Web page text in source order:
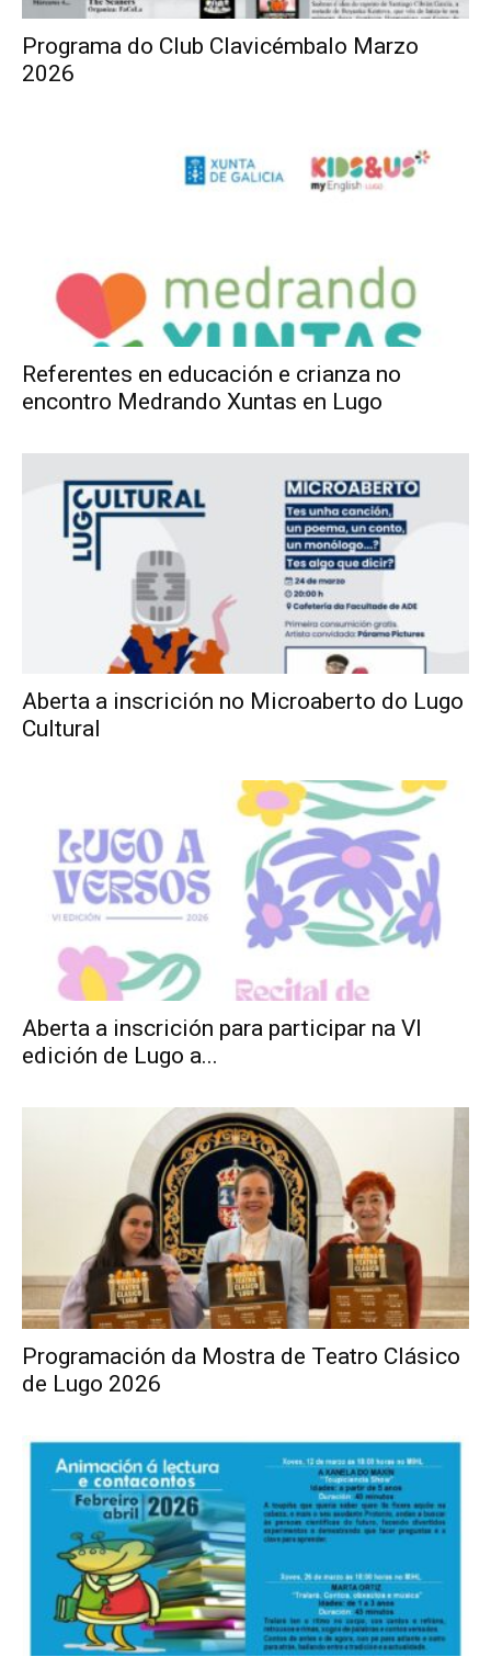
Programa do Club Clavicémbalo Marzo
2026
Referentes en educación e crianza no
encontro Medrando Xuntas en Lugo
Aberta a inscrición no Microaberto do Lugo
Cultural
Aberta a inscrición para participar na VI
edición de Lugo a...
Programación da Mostra de Teatro Clásico
de Lugo 2026